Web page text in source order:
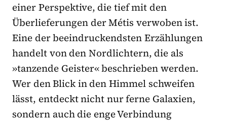
einer Perspektive, die tief mit den
Überlieferungen der Métis verwoben ist.
Eine der beeindruckendsten Erzählungen
handelt von den Nordlichtern, die als
»tanzende Geister« beschrieben werden.
Wer den Blick in den Himmel schweifen
lässt, entdeckt nicht nur ferne Galaxien,
sondern auch die enge Verbindung